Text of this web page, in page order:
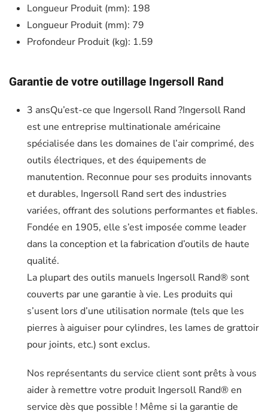
Longueur Produit (mm): 198
Longueur Produit (mm): 79
Profondeur Produit (kg): 1.59
Garantie de votre outillage Ingersoll Rand
3 ansQu’est-ce que Ingersoll Rand ?Ingersoll Rand
est une entreprise multinationale américaine
spécialisée dans les domaines de l’air comprimé, des
outils électriques, et des équipements de
manutention. Reconnue pour ses produits innovants
et durables, Ingersoll Rand sert des industries
variées, offrant des solutions performantes et fiables.
Fondée en 1905, elle s’est imposée comme leader
dans la conception et la fabrication d’outils de haute
qualité.
La plupart des outils manuels Ingersoll Rand® sont
couverts par une garantie à vie. Les produits qui
s’usent lors d’une utilisation normale (tels que les
pierres à aiguiser pour cylindres, les lames de grattoir
pour joints, etc.) sont exclus.
Nos représentants du service client sont prêts à vous
aider à remettre votre produit Ingersoll Rand® en
service dès que possible ! Même si la garantie de